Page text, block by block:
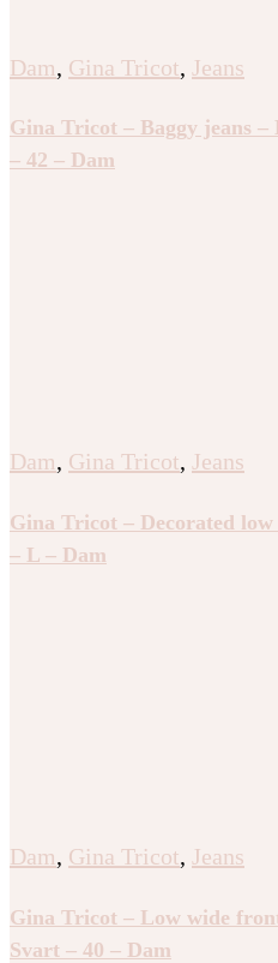
Dam, Gina Tricot, Jeans
Gina Tricot – Baggy jeans –
– 42 – Dam
Dam, Gina Tricot, Jeans
Gina Tricot – Decorated
– L – Dam
Dam, Gina Tricot, Jeans
Gina Tricot – Low wide
Svart – 40 – Dam